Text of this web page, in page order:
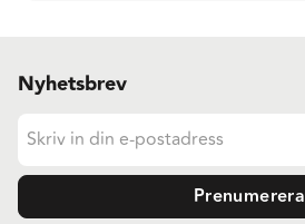
Nyhetsbrev
Prenumerera